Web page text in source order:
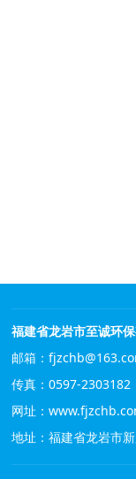
福建省龙岩市至诚环
邮箱：
传真：0597-2303182
网址：
地址：福建省龙岩市